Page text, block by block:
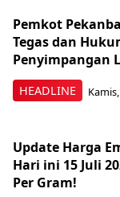
HEADLINE
Pemkot
Tegas dan
Penyimpangan
Update Harga
Hari ini 15 Juli
Per Gram!